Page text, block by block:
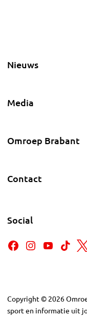
Nieuws
Media
Omroep Brabant
Contact
Social
Copyright © 2026
sport en informatie uit